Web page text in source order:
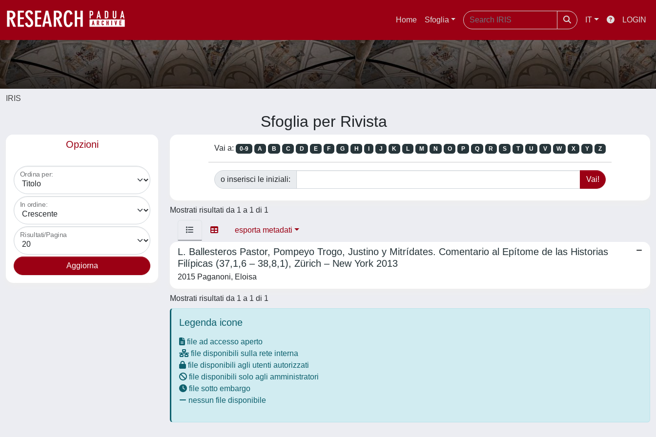
Home Sfoglia IT LOGIN
IRIS
Sfoglia per Rivista
Opzioni
Ordina per:
In ordine:
Risultati/Pagina
Vai a: 0-9 A B C D E F G H J K L M N O P Q R S T U V W X Y Z
o inserisci le iniziali:
Mostrati risultati da 1 a 1 di 1
esporta metadati
L. Ballesteros Pastor, Pompeyo Trogo, Justino y Mitrídates. Comentario al Epítome de las Historias
Filípicas (37,1,6 – 38,8,1), Zürich – New York 2013
2015 Paganoni, Eloisa
Mostrati risultati da 1 a 1 di 1
Legenda icone
file ad accesso aperto
file disponibili sulla rete interna
file disponibili agli utenti autorizzati
file disponibili solo agli amministratori
file sotto embargo
nessun file disponibile